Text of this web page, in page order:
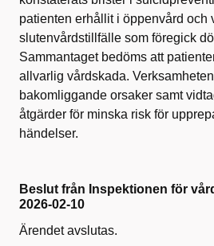
patienten erhållit i öppenvård och
slutenvårdstillfälle som föregick
Sammantaget bedöms att
allvarlig vårdskada.
bakomliggande orsaker samt
åtgärder för minska risk för
händelser.
Beslut från Inspektionen för
2026-02-10
Ärendet avslutas.